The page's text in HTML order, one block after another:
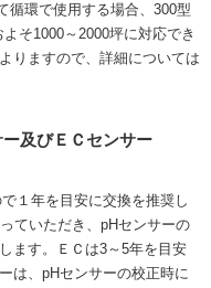
循環で使用する場合、300型
そ1000～2000坪に対応でき
りますので、詳細については
及びＥＣセンサー
１年を目安に交換を推奨し
ていただき、pHセンサーの
ます。ＥＣは3～5年を目安
は、pHセンサーの校正時に